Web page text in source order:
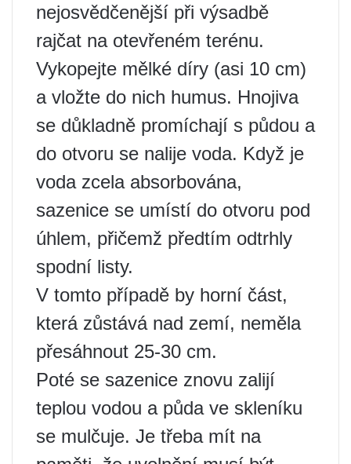
nejosvědčenější při výsadbě
rajčat na otevřeném terénu.
Vykopejte mělké díry (asi 10 cm)
a vložte do nich humus. Hnojiva
se důkladně promíchají s půdou a
do otvoru se nalije voda. Když je
voda zcela absorbována,
sazenice se umístí do otvoru pod
úhlem, přičemž předtím odtrhly
spodní listy.
V tomto případě by horní část,
která zůstává nad zemí, neměla
přesáhnout 25-30 cm.
Poté se sazenice znovu zalijí
teplou vodou a půda ve skleníku
se mulčuje. Je třeba mít na